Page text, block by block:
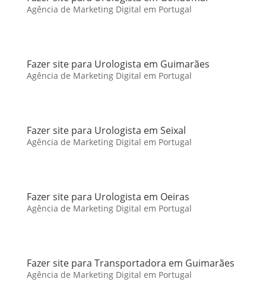
Agência de Marketing Digital em Portugal
Fazer site para Urologista em Guimarães
Agência de Marketing Digital em Portugal
Fazer site para Urologista em Seixal
Agência de Marketing Digital em Portugal
Fazer site para Urologista em Oeiras
Agência de Marketing Digital em Portugal
Fazer site para Transportadora em Guimarães
Agência de Marketing Digital em Portugal